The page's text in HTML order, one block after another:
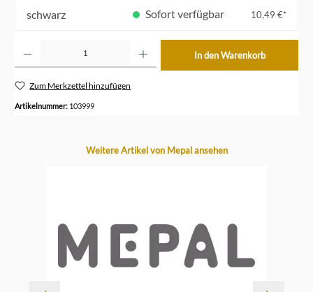
schwarz Sofort verfügbar 10,49 €*
In den Warenkorb
Zum Merkzettel hinzufügen
Artikelnummer: 103999
Produktgalerie überspringen
Weitere Artikel von Mepal ansehen